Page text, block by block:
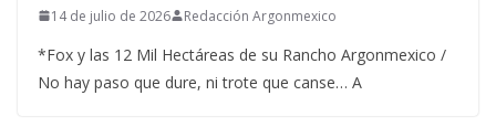
14 de julio de 2026 Redacción Argonmexico
*Fox y las 12 Mil Hectáreas de su Rancho Argonmexico /
No hay paso que dure, ni trote que canse… A